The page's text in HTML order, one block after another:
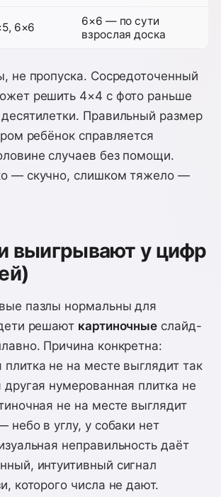
6×6
6×6 — по сути
взрослая доска
не пропуска. Сосредоточенный
решить 4×4 с фото раньше
Правильный размер
ребёнок справляется
случаев без помощи.
— скучно, слишком тяжело —
выигрывают у цифр
пазлы нормальны для
решают картиночные слайд-
Причина конкретна:
не на месте выглядит так
нумерованная плитка не
не на месте выглядит
небо в углу, у собаки нет
неправильность даёт
интуитивный сигнал
которого числа не дают.